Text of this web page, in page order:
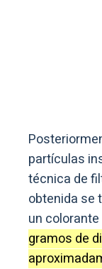
partículas
técnica de
obtenida se
un
gramos de